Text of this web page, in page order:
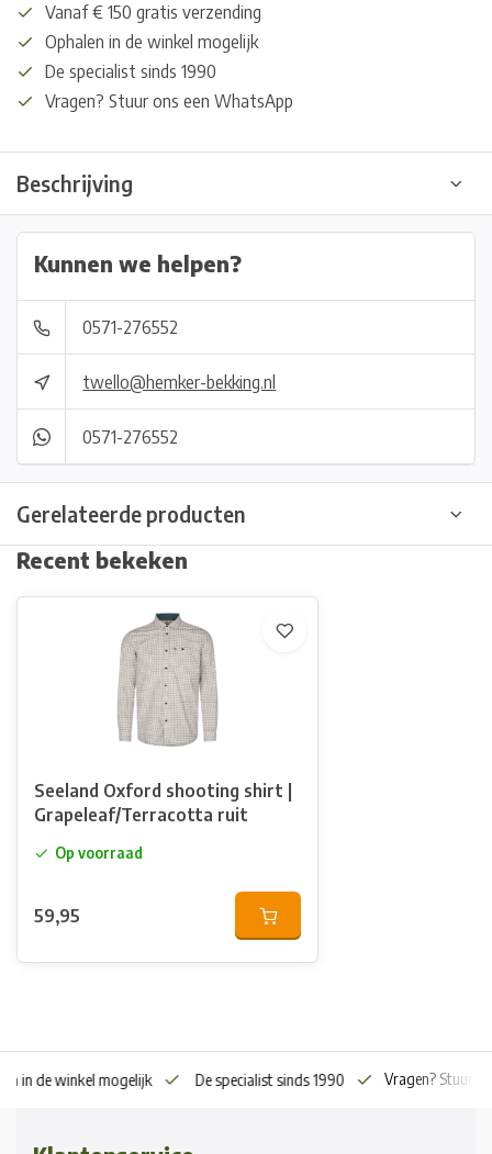
Vanaf € 150 gratis verzending
Ophalen in de winkel mogelijk
De specialist sinds 1990
Vragen? Stuur ons een WhatsApp
Beschrijving
Kunnen we helpen?
0571-276552
twello@hemker-bekking.nl
0571-276552
Gerelateerde producten
Recent bekeken
Seeland Oxford shooting shirt |
Grapeleaf/Terracotta ruit
Op voorraad
59,95
in de winkel mogelijk De specialist sinds 1990 Vragen? Stuur